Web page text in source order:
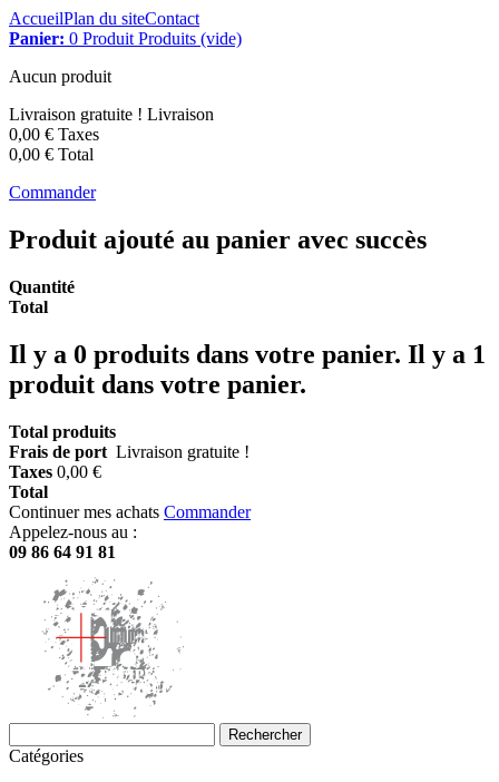
AccueilPlan du siteContact
Panier: 0 Produit Produits (vide)
Aucun produit
Livraison gratuite ! Livraison
0,00 € Taxes
0,00 € Total
Commander
Produit ajouté au panier avec succès
Quantité
Total
Il y a 0 produits dans votre panier. Il y a 1
produit dans votre panier.
Total produits
Frais de port Livraison gratuite !
Taxes 0,00 €
Total
Continuer mes achats Commander
Appelez-nous au :
09 86 64 91 81
Rechercher
Catégories